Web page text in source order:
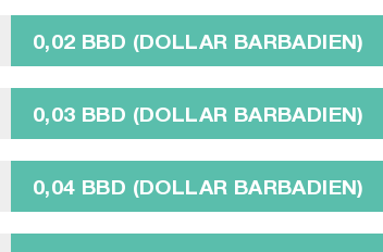
0,02 BBD (DOLLAR BARBADIEN)
0,03 BBD (DOLLAR BARBADIEN)
0,04 BBD (DOLLAR BARBADIEN)